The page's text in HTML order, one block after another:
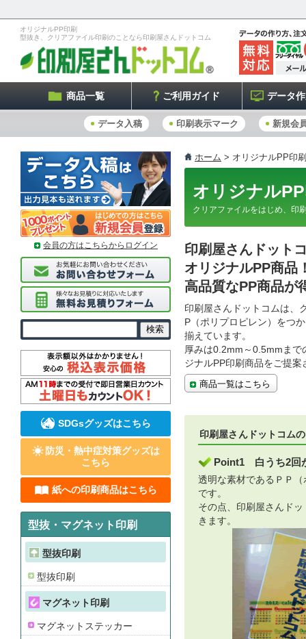
オリジナルPP印刷
型抜き、クリアファイル印刷のことなら印刷屋さんドットコム
商品一覧 ご利用ガイド データ
データ入稿 印刷表示マーク 新規会
ホーム > オリジナルPP印刷
オリジナル
クリアファイルをはじめ、印
印刷屋さんドット
オリジナルPP商品
高品質なPP商品が
印刷屋さんドットコムは、
P（ポリプロピレン）をつ
揃えています。
厚みは0.2mm～0.5mmまで
ジナルPP印刷商品をご提
商品一覧はこちら
印刷屋さんドットコム
Point1 白うち2回
透明な素材であるＰＰ
です。
その点、印刷屋さんド
きます。
会員の方はこちらからログイン
SDGsグッズはこちら
防災・熱中症対策グッズは
こちら
紙への印刷商品はこちら
型抜・マグネット印刷
型抜印刷
型抜印刷
マグネット印刷
マグネットステッカー